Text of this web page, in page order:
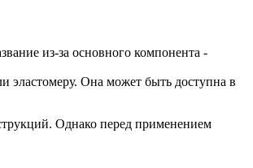
из-за основного компонента -
эластомеру. Она может быть доступна в
Однако перед применением